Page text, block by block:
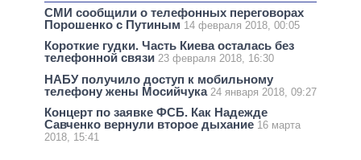
СМИ сообщили о телефонных переговорах
Порошенко с Путиным 14 февраля 2018, 00:05
Короткие гудки. Часть Киева осталась без
телефонной связи 23 февраля 2018, 16:30
НАБУ получило доступ к мобильному
телефону жены Мосийчука 24 января 2018, 09:27
Концерт по заявке ФСБ. Как Надежде
Савченко вернули второе дыхание 16 марта
2018, 15:41